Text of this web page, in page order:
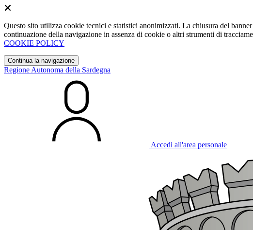
Questo sito utilizza cookie tecnici e statistici anonimizzati. La chiusura del
continuazione della navigazione in assenza di cookie o altri strumenti di
COOKIE POLICY
Continua la navigazione
Regione Autonoma della Sardegna
Accedi all'area personale